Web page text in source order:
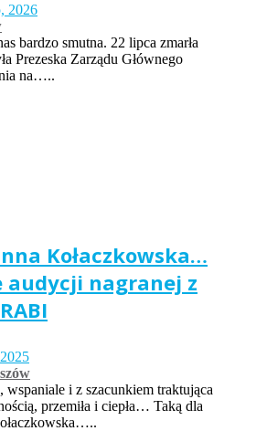
2026
bardzo smutna. 22 lipca zmarła
Prezeska Zarządu Głównego
na…..
Kołaczkowska…
audycji nagranej z
i z szacunkiem traktująca
przemiła i ciepła… Taką dla